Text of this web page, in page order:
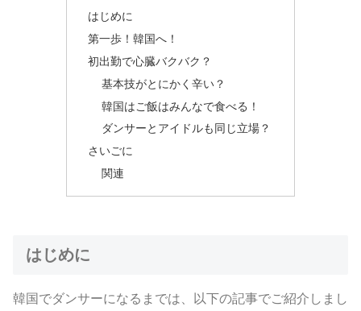
はじめに
第一歩！韓国へ！
初出勤で心臓バクバク？
基本技がとにかく辛い？
韓国はご飯はみんなで食べる！
ダンサーとアイドルも同じ立場？
さいごに
関連
はじめに
韓国でダンサーになるまでは、以下の記事でご紹介しまし